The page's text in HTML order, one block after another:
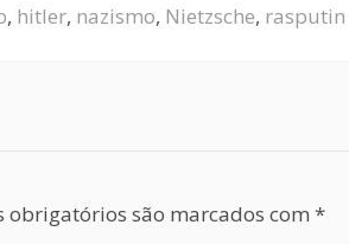
, hitler, nazismo, Nietzsche, rasputin
obrigatórios são marcados com *